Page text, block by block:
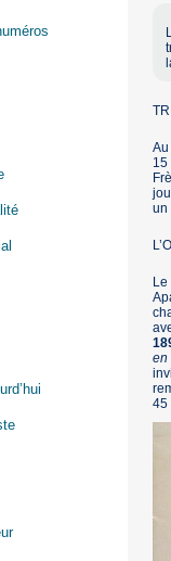
Au
15
un
en
45